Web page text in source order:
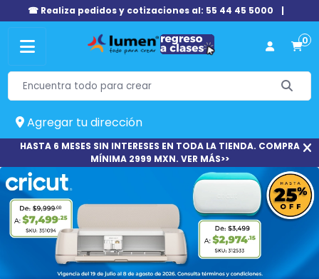
☎ Realiza pedidos y cotizaciones al: 55 44 45 5000 |
0
Agregar tu dirección
HASTA 6 MESES SIN INTERESES EN TODA LA TIENDA. COMPRA
MÍNIMA 2999 MXN. VER MÁS>>